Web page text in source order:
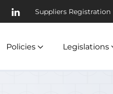
Suppliers Registration
Policies Legislations